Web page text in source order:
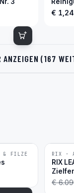
€ 1,24
ANZEIGEN (167
& FILZE −4 %
RIX ·
RIX
€